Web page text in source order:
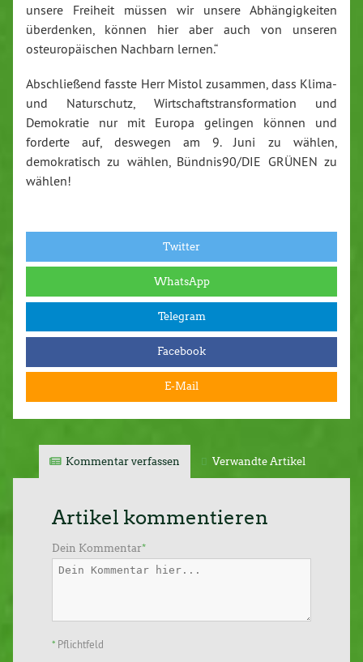
unsere Freiheit müssen wir unsere Abhängigkeiten
überdenken, können hier aber auch von unseren
osteuropäischen Nachbarn lernen.“
Abschließend fasste Herr Mistol zusammen, dass Klima-
und Naturschutz, Wirtschaftstransformation und
Demokratie nur mit Europa gelingen können und
forderte auf, deswegen am 9. Juni zu wählen,
demokratisch zu wählen, Bündnis90/DIE GRÜNEN zu
wählen!
Twitter
WhatsApp
Telegram
Facebook
E-Mail
Kommentar verfassen Verwandte Artikel
Artikel kommentieren
Dein Kommentar*
* Pflichtfeld